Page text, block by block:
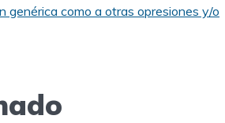
genérica como a otras opresiones y/o